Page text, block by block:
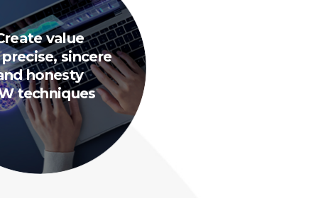
value
sincere
honesty
techniques